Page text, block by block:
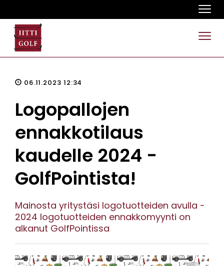
06.11.2023 12:34
Logopallojen
ennakkotilaus
kaudelle 2024 -
GolfPointista!
Mainosta yritystäsi logotuotteiden avulla -
2024 logotuotteiden ennakkomyynti on
alkanut GolfPointissa